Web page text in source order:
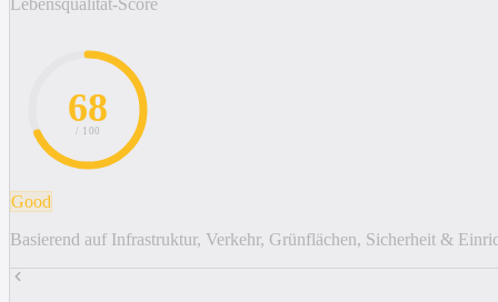
68
/ 100
Good
Basierend auf Infrastruktur, Verkehr, Grünflächen, Sicherheit &